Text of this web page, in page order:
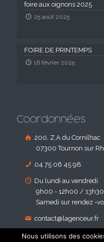
foire aux oignons 2025
25 août 2025
FOIRE DE PRINTEMPS
16 février 2025
Coordonnées
200, Z.A du Cornilhac
07300 Tournon sur
04 75 06 45 98
Du lundi au vendredi
9h00 - 12h00 /
Samedi sur rendez -
contact@lagenceur.fr
Nous utilisons des